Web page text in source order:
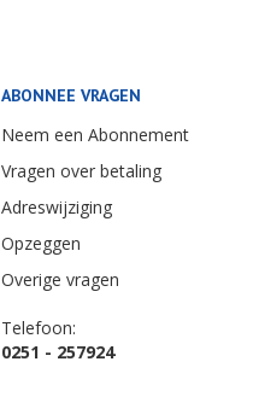
ABONNEE VRAGEN
Neem een Abonnement
Vragen over betaling
Adreswijziging
Opzeggen
Overige vragen
Telefoon:
0251 - 257924